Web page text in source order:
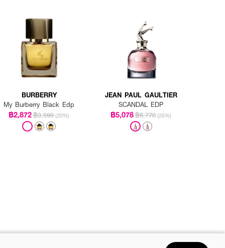
BURBERRY
My Burberry Black Edp
฿2,872฿3,590 (20%)
JEAN PAUL GAULTIER
SCANDAL EDP
฿5,078฿6,770 (25%)